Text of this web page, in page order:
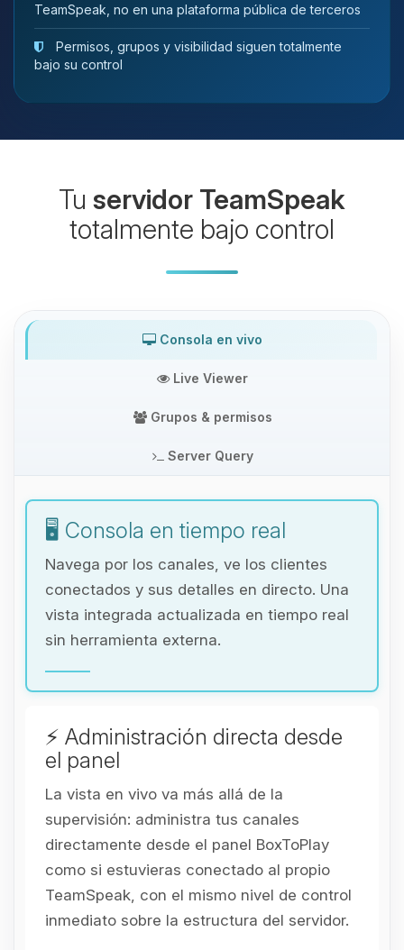
TeamSpeak, no en una plataforma pública de terceros
Permisos, grupos y visibilidad siguen totalmente
bajo su control
Tu servidor TeamSpeak
totalmente bajo control
Consola en vivo
Live Viewer
Grupos & permisos
Server Query
🖥️ Consola en tiempo real
Navega por los canales, ve los clientes
conectados y sus detalles en directo. Una
vista integrada actualizada en tiempo real
sin herramienta externa.
⚡ Administración directa desde
el panel
La vista en vivo va más allá de la
supervisión: administra tus canales
directamente desde el panel BoxToPlay
como si estuvieras conectado al propio
TeamSpeak, con el mismo nivel de control
inmediato sobre la estructura del servidor.